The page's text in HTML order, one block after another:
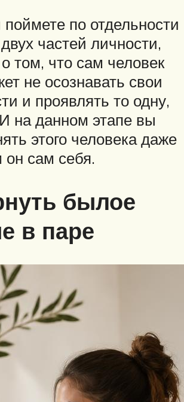
по отдельности
частей личности,
том, что сам человек
не осознавать свои
и проявлять то одну,
на данном этапе вы
этого человека даже
сам себя.
былое
в паре